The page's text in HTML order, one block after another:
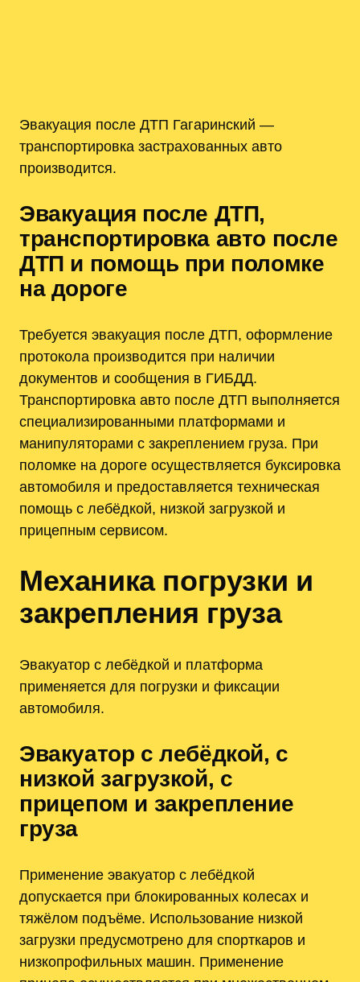
Эвакуация после ДТП Гагаринский —
транспортировка застрахованных авто
производится.
Эвакуация после ДТП,
транспортировка авто после
ДТП и помощь при поломке
на дороге
Требуется эвакуация после ДТП, оформление
протокола производится при наличии
документов и сообщения в ГИБДД.
Транспортировка авто после ДТП выполняется
специализированными платформами и
манипуляторами с закреплением груза. При
поломке на дороге осуществляется буксировка
автомобиля и предоставляется техническая
помощь с лебёдкой, низкой загрузкой и
прицепным сервисом.
Механика погрузки и
закрепления груза
Эвакуатор с лебёдкой и платформа
применяется для погрузки и фиксации
автомобиля.
Эвакуатор с лебёдкой, с
низкой загрузкой, с
прицепом и закрепление
груза
Применение эвакуатор с лебёдкой
допускается при блокированных колесах и
тяжёлом подъёме. Использование низкой
загрузки предусмотрено для спорткаров и
низкопрофильных машин. Применение